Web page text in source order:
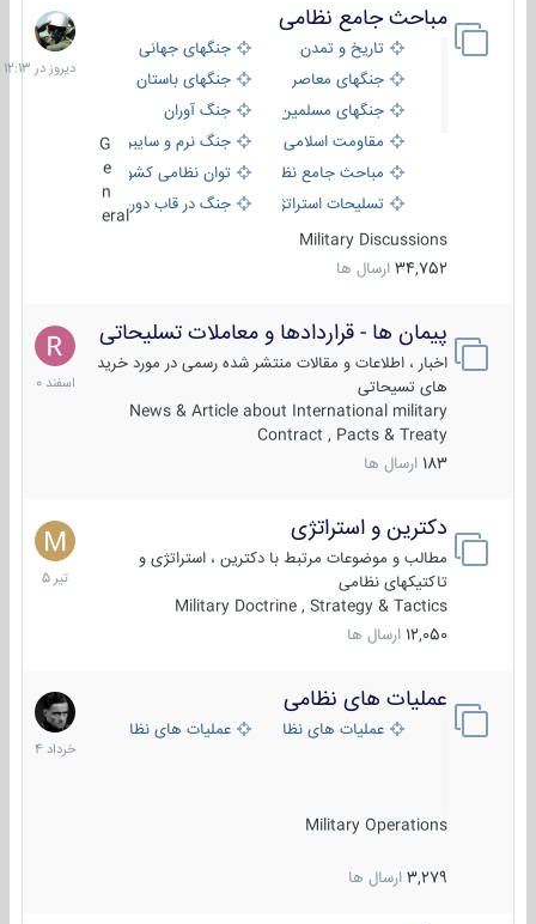
مباحث جامع نظامی
تاریخ و تمدن
جنگهای جهانی
جنگهای معاصر
جنگهای باستان
جنگهای مسلمین
جنگ آوران
مقاومت اسلامی
جنگ نرم و سایبری
مباحث جامع نظامی
توان نظامی کشورها
تسلیحات استراتژیک
جنگ در قاب دوربین
eral
Military Discussions
34,752 ارسال ها
دیروز
در
12:13
پیمان ها - قراردادها و معاملات تسلیحاتی
اخبار ، اطلاعات و مقالات منتشر شده رسمی در مورد خرید
های تسیحاتی
News & Article about International military
Contract , Pacts & Treaty
183 ارسال ها
7
اسفند
1400
دکترین و استراتژی
مطالب و موضوعات مرتبط با دکترین ، استراتژی و
تاکتیکهای نظامی
Military Doctrine , Strategy & Tactics
12,050 ارسال ها
27
تیر
1405
عملیات های نظامی
عملیات های نظامی ایرانعملیات های نظامی خارجی
Military Operations
3,279 ارسال ها
5
خرداد
1404